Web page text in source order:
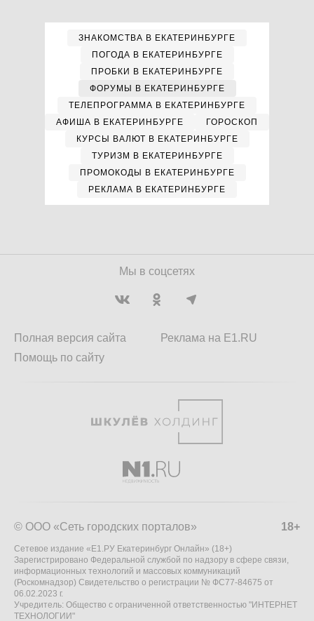
ЗНАКОМСТВА В ЕКАТЕРИНБУРГЕ
ПОГОДА В ЕКАТЕРИНБУРГЕ
ПРОБКИ В ЕКАТЕРИНБУРГЕ
ФОРУМЫ В ЕКАТЕРИНБУРГЕ
ТЕЛЕПРОГРАММА В ЕКАТЕРИНБУРГЕ
АФИША В ЕКАТЕРИНБУРГЕ
ГОРОСКОП
КУРСЫ ВАЛЮТ В ЕКАТЕРИНБУРГЕ
ТУРИЗМ В ЕКАТЕРИНБУРГЕ
ПРОМОКОДЫ В ЕКАТЕРИНБУРГЕ
РЕКЛАМА В ЕКАТЕРИНБУРГЕ
Мы в соцсетях
Полная версия сайта
Помощь по сайту
Реклама на E1.RU
18+
© ООО «Сеть городских порталов»
Сетевое издание «Е1.РУ Екатеринбург Онлайн» (18+)
Зарегистрировано Федеральной службой по надзору в сфере связи,
информационных технологий и массовых коммуникаций
(Роскомнадзор) Свидетельство о регистрации № ФС77-84675 от
06.02.2023 г.
Учредитель: Общество с ограниченной ответственностью "ИНТЕРНЕТ
ТЕХНОЛОГИИ"